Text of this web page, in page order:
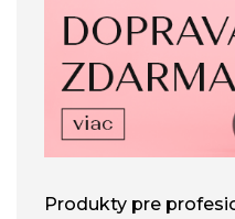
Produkty pre